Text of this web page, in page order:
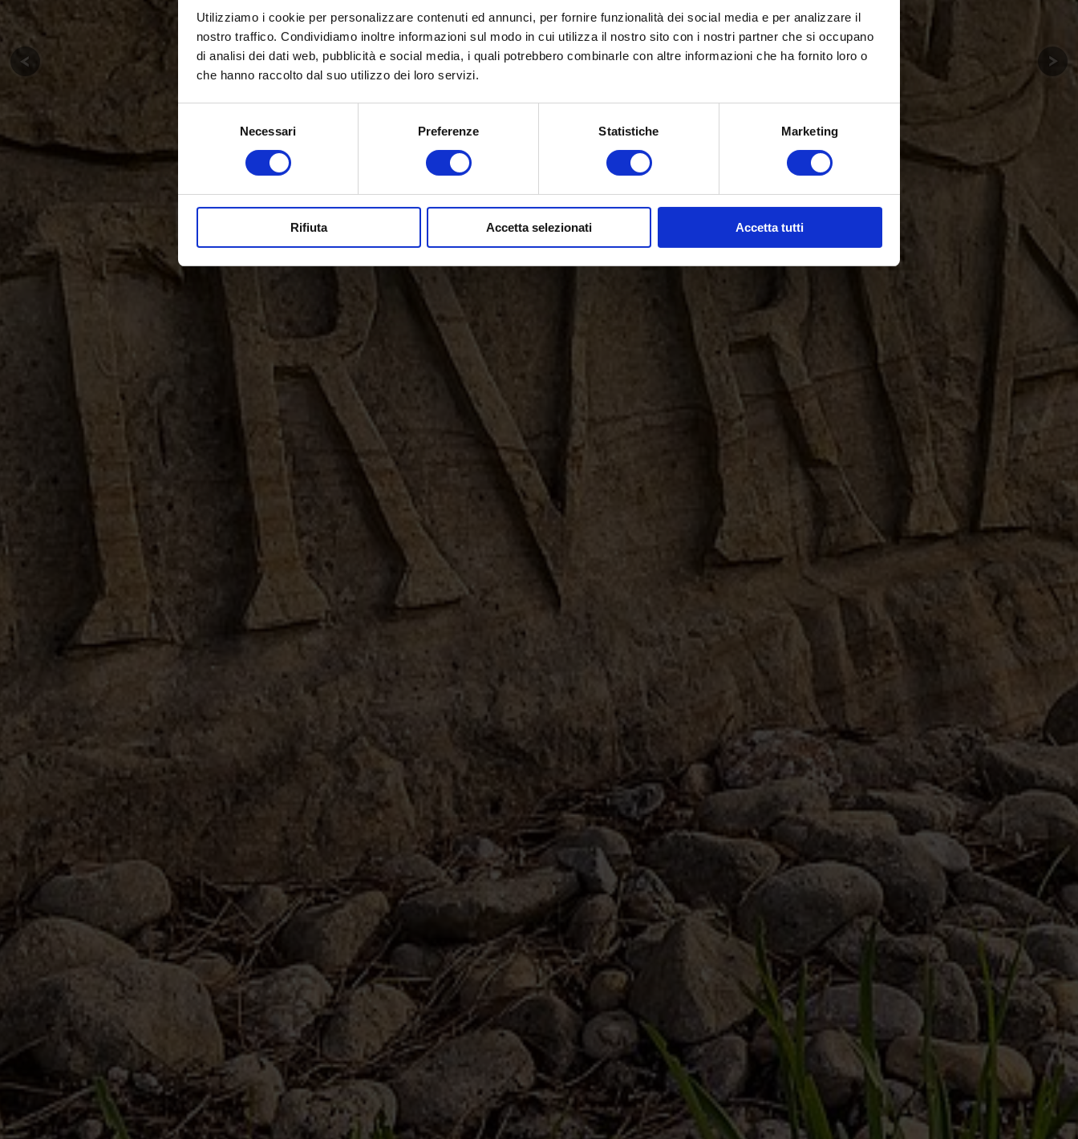
Utilizziamo i cookie per personalizzare contenuti ed annunci, per fornire funzionalità dei social media e per analizzare il
nostro traffico. Condividiamo inoltre informazioni sul modo in cui utilizza il nostro sito con i nostri partner che si occupano
di analisi dei dati web, pubblicità e social media, i quali potrebbero combinarle con altre informazioni che ha fornito loro o
che hanno raccolto dal suo utilizzo dei loro servizi.
consenso
Necessari Preferenze Statistiche Marketing
Rifiuta Accetta selezionati Accetta tutti